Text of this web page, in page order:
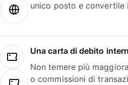
unico posto e convertile
Una carta di debito
Non temere più
o commissioni di